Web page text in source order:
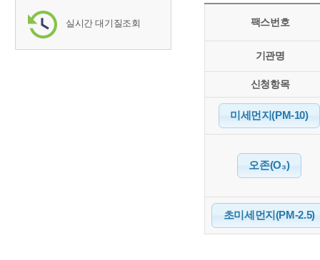
실시간 대기질조회 팩스번호
기관명
신청항목
미세먼지(PM-10)
오존(O₃)
초미세먼지(PM-2.5)